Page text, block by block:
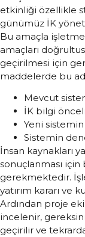
etkinliği özellikle
günümüz İK
Bu amaçla
amaçları
geçirilmesi için
maddelerde bu
Mevcut
İK bilgi
Yeni
Sistemin
İnsan kaynakları
sonuçlanması
gerekmektedir.
yatırım kararı ve
Ardından proje
incelenir,
geçirilir ve